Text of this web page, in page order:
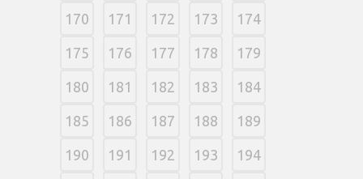
170 171 172 173 174
175 176 177 178 179
180 181 182 183 184
185 186 187 188 189
190 191 192 193 194